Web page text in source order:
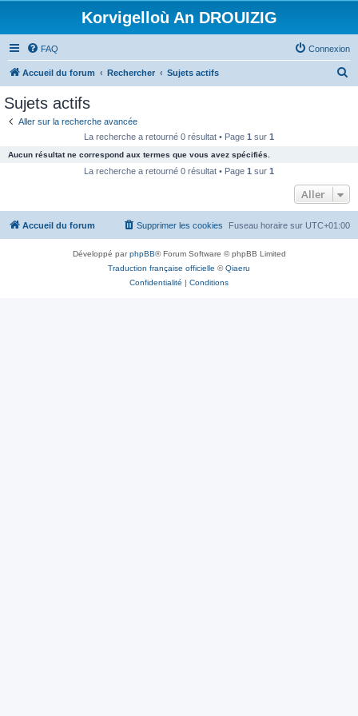
Korvigelloù An DROUIZIG
FAQ Connexion
Accueil du forum Rechercher Sujets actifs
c
e
Sujets actifs
Aller sur la recherche avancée
La recherche a retourné 0 résultat • Page 1 sur 1
Aucun résultat ne correspond aux termes que vous avez spécifiés.
La recherche a retourné 0 résultat • Page 1 sur 1
Aller
Accueil du forum Fuseau horaire sur UTC+01:00
Supprimer les cookies
Développé parphpBB® Forum Software © phpBB Limited
Traduction française officielle ©Qiaeru
Confidentialité | Conditions